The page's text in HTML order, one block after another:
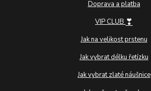
Doprava a platba
VIP CLUB ❣
Jak na velikost prstenu
Jak vybrat délku řetízku
Jak vybrat zlaté náušnice